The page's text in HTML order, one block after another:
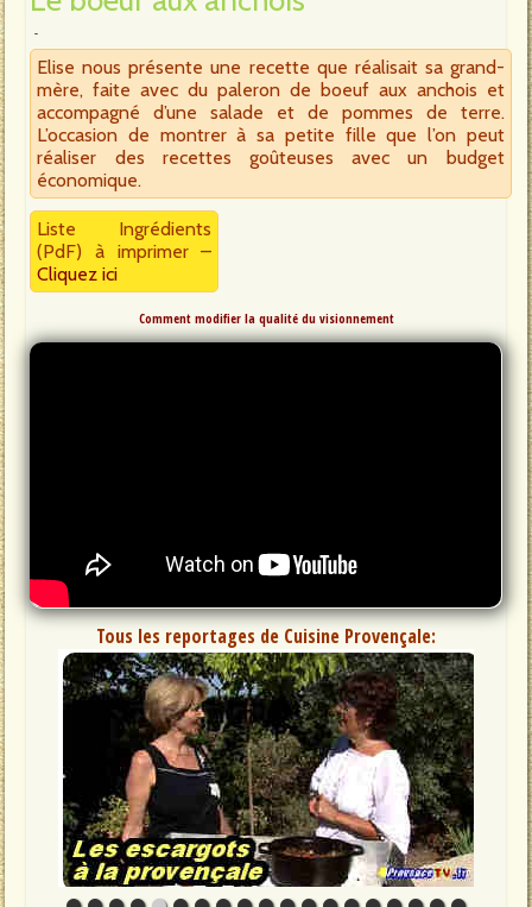
Elise nous présente une recette que réalisait sa grand-
mère, faite avec du paleron de boeuf aux anchois et
accompagné d’une salade et de pommes de terre.
L’occasion de montrer à sa petite fille que l’on peut
réaliser des recettes goûteuses avec un budget
économique.
Liste Ingrédients
(PdF) à imprimer –
Cliquez ici
Comment modifier la qualité du visionnement
Tous les reportages de Cuisine Provençale: